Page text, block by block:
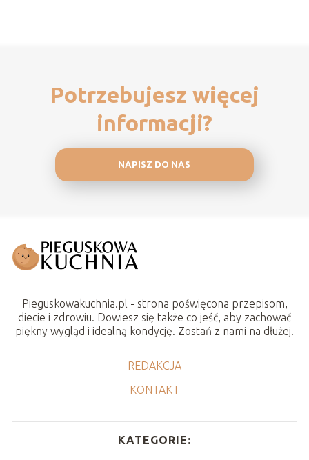
Potrzebujesz więcej
informacji?
NAPISZ DO NAS
Pieguskowakuchnia.pl - strona poświęcona przepisom,
diecie i zdrowiu. Dowiesz się także co jeść, aby zachować
piękny wygląd i idealną kondycję. Zostań z nami na dłużej.
REDAKCJA
KONTAKT
KATEGORIE: